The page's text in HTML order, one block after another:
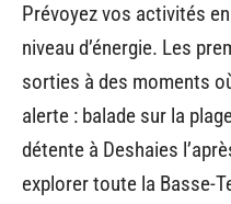
Prévoyez vos activités
niveau d’énergie. Les
sorties à des moments
alerte : balade sur la
détente à Deshaies
explorer toute la Basse-